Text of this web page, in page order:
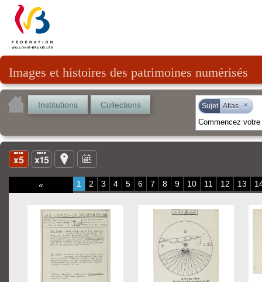
Images et histoires des patrimoines numérisés
Institutions Collections Sujet Atlas ×
« 1 2 3 4 5 6 7 8 9 10 11 12 13